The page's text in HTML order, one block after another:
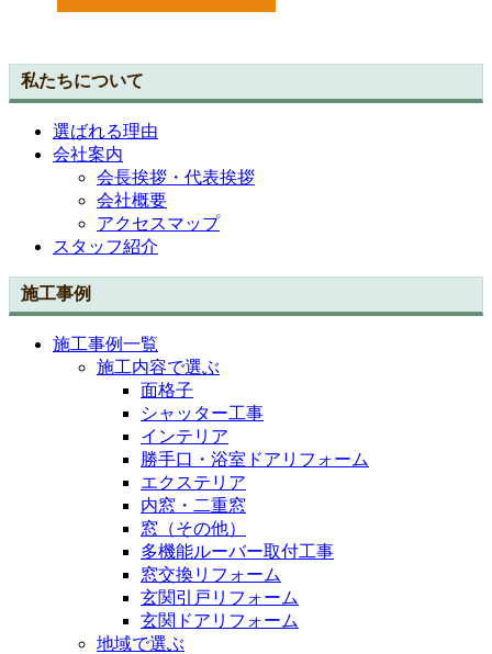
私たちについて
選ばれる理由
会社案内
会長挨拶・代表挨拶
会社概要
アクセスマップ
スタッフ紹介
施工事例
施工事例一覧
施工内容で選ぶ
面格子
シャッター工事
インテリア
勝手口・浴室ドアリフォーム
エクステリア
内窓・二重窓
窓（その他）
多機能ルーバー取付工事
窓交換リフォーム
玄関引戸リフォーム
玄関ドアリフォーム
地域で選ぶ